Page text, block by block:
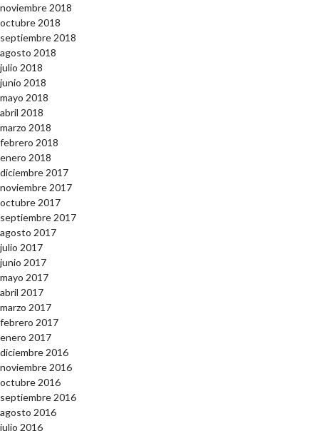
noviembre 2018
octubre 2018
septiembre 2018
agosto 2018
julio 2018
junio 2018
mayo 2018
abril 2018
marzo 2018
febrero 2018
enero 2018
diciembre 2017
noviembre 2017
octubre 2017
septiembre 2017
agosto 2017
julio 2017
junio 2017
mayo 2017
abril 2017
marzo 2017
febrero 2017
enero 2017
diciembre 2016
noviembre 2016
octubre 2016
septiembre 2016
agosto 2016
julio 2016